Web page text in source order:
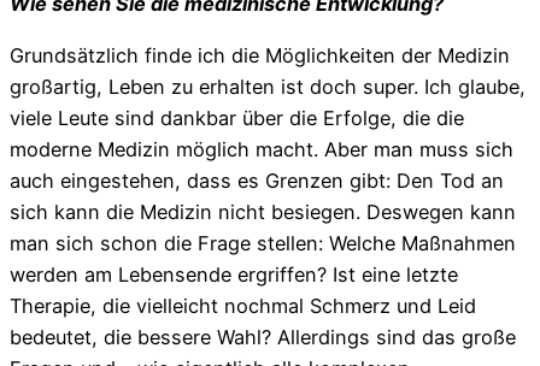
Grundsätzlich finde ich die Möglichkeiten der Medizin
großartig, Leben zu erhalten ist doch super. Ich glaube,
viele Leute sind dankbar über die Erfolge, die die
moderne Medizin möglich macht. Aber man muss sich
auch eingestehen, dass es Grenzen gibt: Den Tod an
sich kann die Medizin nicht besiegen. Deswegen kann
man sich schon die Frage stellen: Welche Maßnahmen
werden am Lebensende ergriffen? Ist eine letzte
Therapie, die vielleicht nochmal Schmerz und Leid
bedeutet, die bessere Wahl? Allerdings sind das große